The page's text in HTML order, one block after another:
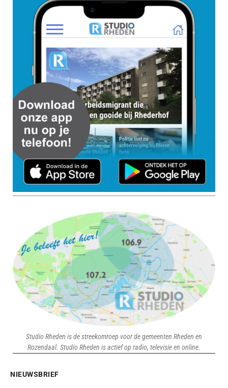
Studio Rheden is de streekomroep voor de gemeenten Rheden en
Rozendaal. Studio Rheden is actief op radio, televisie en online.
NIEUWSBRIEF